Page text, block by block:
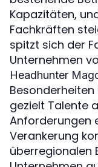
Kapazitäten,
Fachkräften
spitzt sich der
Unternehmen
Headhunter
gezielt Talente
Anforderungen
Verankerung
überregionalen